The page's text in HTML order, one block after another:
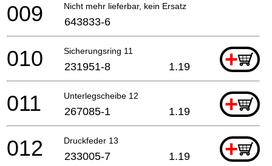
Nicht mehr lieferbar, kein Ersatz
009 643833-6
Sicherungsring 11 +
010 231951-8 1.19
Unterlegscheibe 12 +
011 267085-1 1.19
Druckfeder 13 +
012 233005-7 1.19